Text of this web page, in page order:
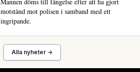
motstånd mot polisen i samband med ett
ingripande.
Alla nyheter →